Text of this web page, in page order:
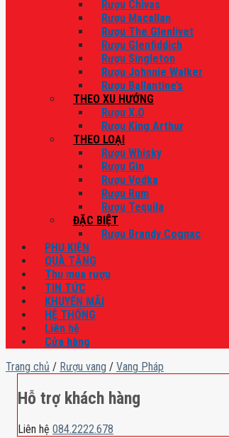
Rượu Chivas
Rượu Macallan
Rượu The Glenlivet
Rượu Glenfiddich
Rượu Singleton
Rượu Johnnie Walker
Rượu Ballantine’s
THEO XU HƯỚNG
Rượu X.O
Rượu King Arthur
THEO LOẠI
Rượu Whisky
Rượu Gin
Rượu Vodka
Rượu Rum
Rượu Tequila
ĐẶC BIỆT
Rượu Brandy Cognac
PHỤ KIỆN
QUÀ TẶNG
Thu mua rượu
TIN TỨC
KHUYẾN MÃI
HỆ THỐNG
Liên hệ
Cửa hàng
Trang chủ / Rượu vang / Vang Pháp
Hỗ trợ khách hàng
Liên hệ 084.2222.678